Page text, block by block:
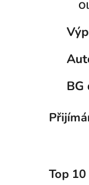
BG
Top